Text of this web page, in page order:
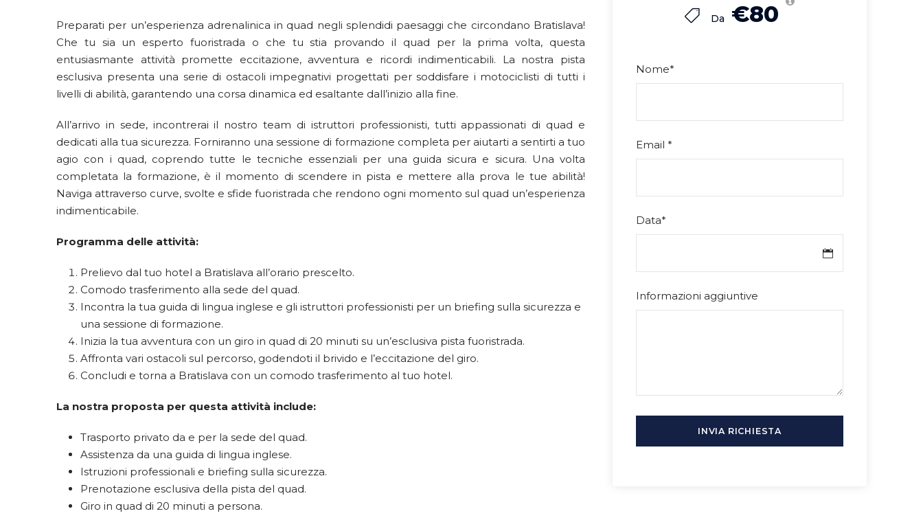
Da €80
Nome*
Email *
Data*
Informazioni aggiuntive
Preparati per un’esperienza adrenalinica in quad negli splendidi paesaggi che circondano Bratislava!
Che tu sia un esperto fuoristrada o che tu stia provando il quad per la prima volta, questa
entusiasmante attività promette eccitazione, avventura e ricordi indimenticabili. La nostra pista
esclusiva presenta una serie di ostacoli impegnativi progettati per soddisfare i motociclisti di tutti i
livelli di abilità, garantendo una corsa dinamica ed esaltante dall’inizio alla fine.
All’arrivo in sede, incontrerai il nostro team di istruttori professionisti, tutti appassionati di quad e
dedicati alla tua sicurezza. Forniranno una sessione di formazione completa per aiutarti a sentirti a tuo
agio con i quad, coprendo tutte le tecniche essenziali per una guida sicura e sicura. Una volta
completata la formazione, è il momento di scendere in pista e mettere alla prova le tue abilità!
Naviga attraverso curve, svolte e sfide fuoristrada che rendono ogni momento sul quad un’esperienza
indimenticabile.
Programma delle attività:
Prelievo dal tuo hotel a Bratislava all’orario prescelto.
Comodo trasferimento alla sede del quad.
Incontra la tua guida di lingua inglese e gli istruttori professionisti per un briefing sulla sicurezza e
una sessione di formazione.
Inizia la tua avventura con un giro in quad di 20 minuti su un’esclusiva pista fuoristrada.
Affronta vari ostacoli sul percorso, godendoti il ​​brivido e l’eccitazione del giro.
Concludi e torna a Bratislava con un comodo trasferimento al tuo hotel.
La nostra proposta per questa attività include:
Trasporto privato da e per la sede del quad.
Assistenza da una guida di lingua inglese.
Istruzioni professionali e briefing sulla sicurezza.
Prenotazione esclusiva della pista del quad.
Giro in quad di 20 minuti a persona.